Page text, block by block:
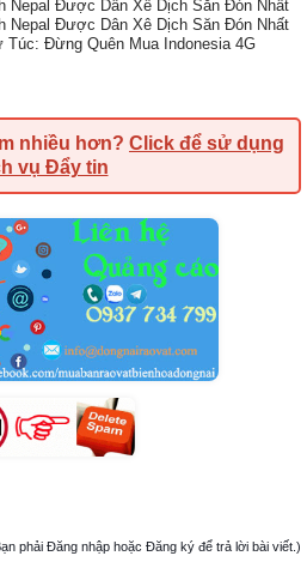
Nepal Được Dân Xê Dịch Săn Đón Nhất
Nepal Được Dân Xê Dịch Săn Đón Nhất
Túc: Đừng Quên Mua Indonesia 4G
nhiều hơn? Click để sử dụng
vụ Đẩy tin
phải Đăng nhập hoặc Đăng ký để trả lời bài viết.)